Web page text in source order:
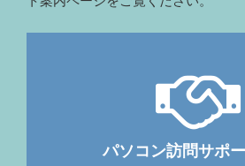
パソコン訪問サポ